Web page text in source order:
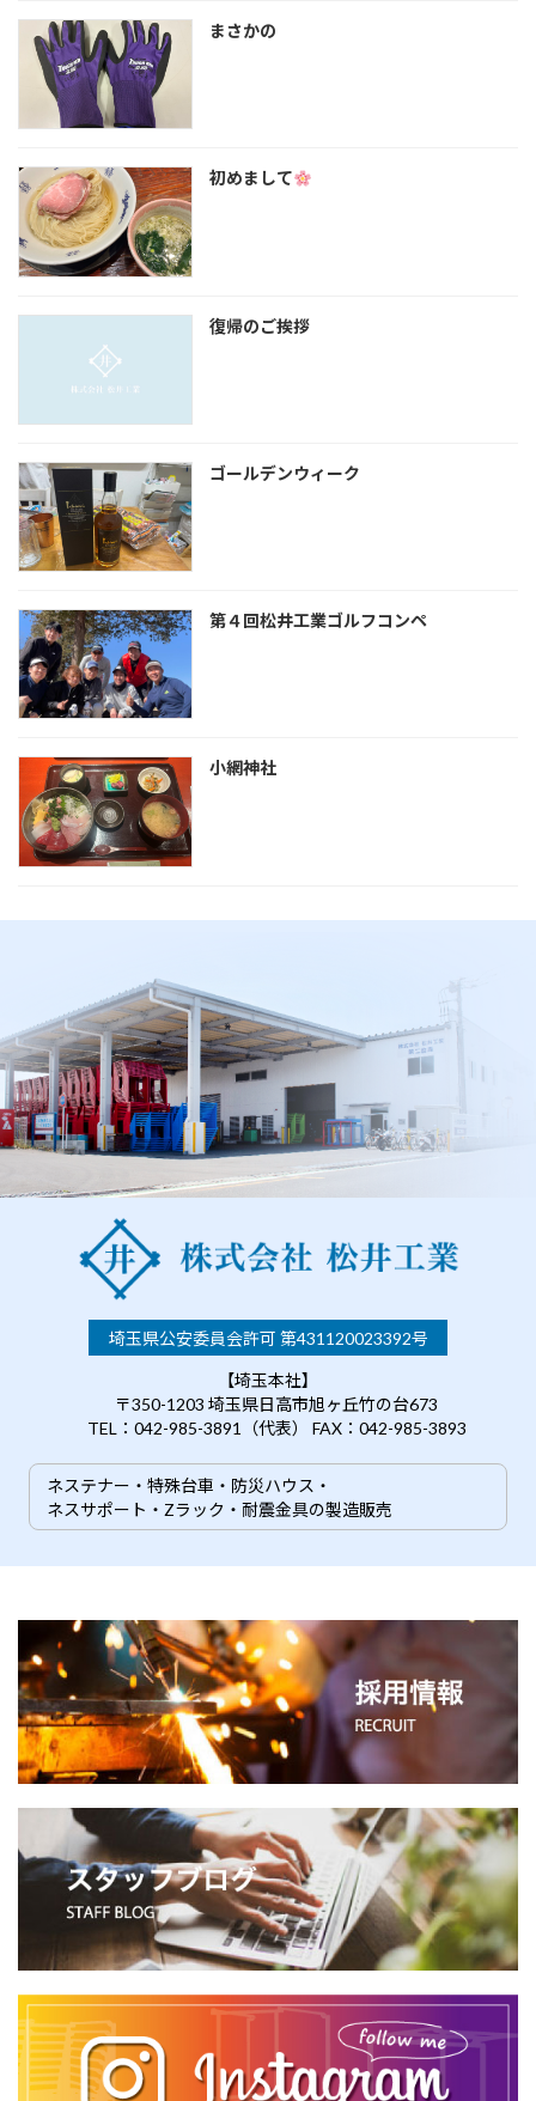
まさかの
初めまして
復帰のご挨拶
ゴールデンウィーク
第４回松井工業ゴルフコンペ
小網神社
埼玉県公安委員会許可 第431120023392号
【埼玉本社】
〒350-1203 埼玉県日高市旭ヶ丘竹の台673
TEL：042-985-3891（代表） FAX：042-985-3893
ネステナー・特殊台車・防災ハウス・
ネスサポート・Zラック・耐震金具の製造販売